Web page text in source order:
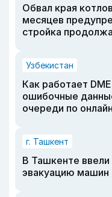
Обвал края
месяцев
стройка
Узбекистан
Как работает
ошибочные
очереди по
г. Ташкент
В Ташкенте
эвакуацию машин